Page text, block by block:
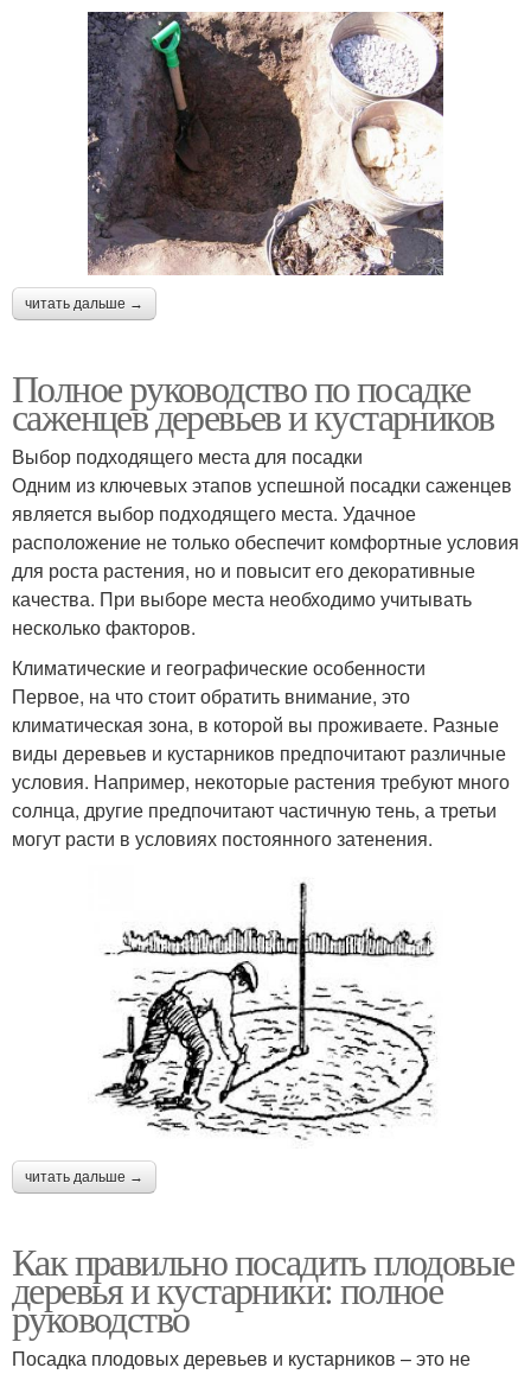
читать дальше →
Полное руководство по посадке
саженцев деревьев и кустарников
Выбор подходящего места для посадки
Одним из ключевых этапов успешной посадки саженцев
является выбор подходящего места. Удачное
расположение не только обеспечит комфортные условия
для роста растения, но и повысит его декоративные
качества. При выборе места необходимо учитывать
несколько факторов.
Климатические и географические особенности
Первое, на что стоит обратить внимание, это
климатическая зона, в которой вы проживаете. Разные
виды деревьев и кустарников предпочитают различные
условия. Например, некоторые растения требуют много
солнца, другие предпочитают частичную тень, а третьи
могут расти в условиях постоянного затенения.
читать дальше →
Как правильно посадить плодовые
деревья и кустарники: полное
руководство
Посадка плодовых деревьев и кустарников – это не